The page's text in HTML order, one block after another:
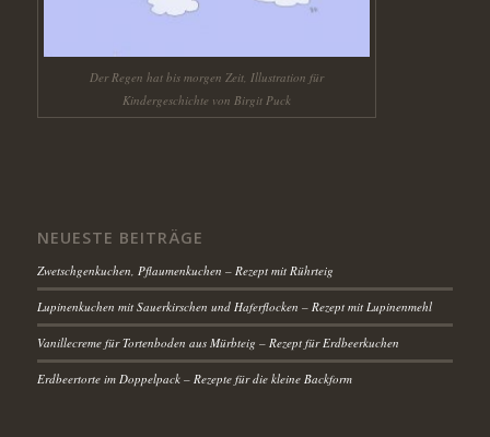
Der Regen hat bis morgen Zeit, Illustration für
Kindergeschichte von Birgit Puck
NEUESTE BEITRÄGE
Zwetschgenkuchen, Pflaumenkuchen – Rezept mit Rührteig
Lupinenkuchen mit Sauerkirschen und Haferflocken – Rezept mit Lupinenmehl
Vanillecreme für Tortenboden aus Mürbteig – Rezept für Erdbeerkuchen
Erdbeertorte im Doppelpack – Rezepte für die kleine Backform